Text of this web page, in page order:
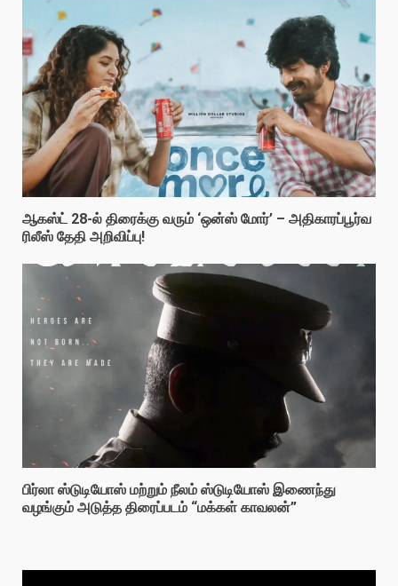
ஆகஸ்ட் 28-ல் திரைக்கு வரும் ‘ஒன்ஸ் மோர்’ – அதிகாரப்பூர்வ
ரிலீஸ் தேதி அறிவிப்பு!
பிர்லா ஸ்டுடியோஸ் மற்றும் நீலம் ஸ்டுடியோஸ் இணைந்து
வழங்கும் அடுத்த திரைப்படம் “மக்கள் காவலன்”